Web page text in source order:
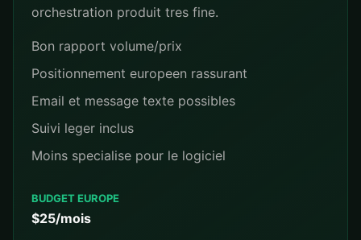
orchestration produit tres fine.
Bon rapport volume/prix
Positionnement europeen rassurant
Email et message texte possibles
Suivi leger inclus
Moins specialise pour le logiciel
BUDGET EUROPE
$25/mois